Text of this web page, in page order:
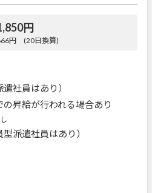
円
円 (20日換算)
社員はあり）
昇給が行われる場合あり
派遣社員はあり）